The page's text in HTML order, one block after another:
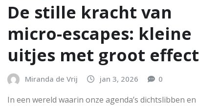
De stille kracht van
micro-escapes: kleine
uitjes met groot effect
Miranda de Vrij jan 3, 2026 0
In een wereld waarin onze agenda’s dichtslibben en